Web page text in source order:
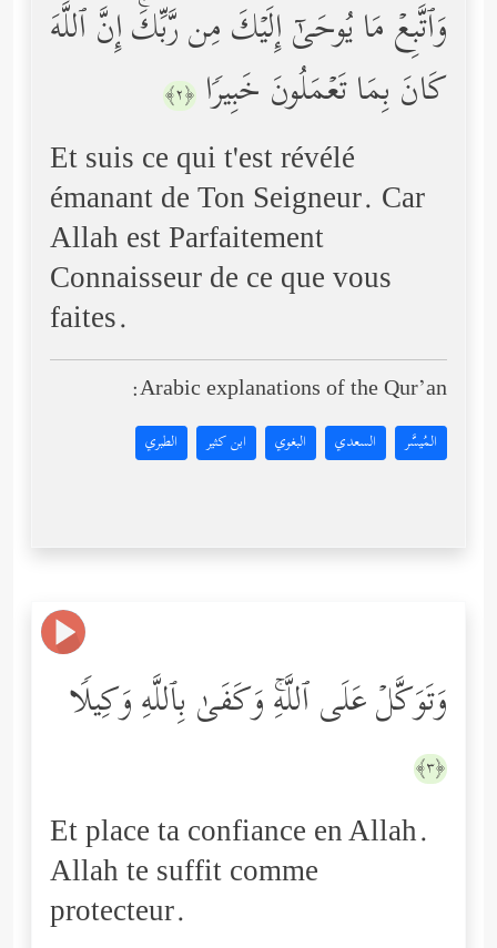
وَٱتَّبِعۡ مَا یُوحَىٰۤ إِلَیۡكَ مِن رَّبِّكَۚ إِنَّ ٱللَّهَ
كَانَ بِمَا تَعۡمَلُونَ خَبِیرࣰا ﴿٢﴾
Et suis ce qui t'est révélé
émanant de Ton Seigneur. Car
Allah est Parfaitement
Connaisseur de ce que vous
faites.
Arabic explanations of the Qur’an:
المُيسَّر السعدي البغوي ابن كثير الطبري
وَتَوَكَّلۡ عَلَى ٱللَّهِۚ وَكَفَىٰ بِٱللَّهِ وَكِیلࣰا
﴿٣﴾
Et place ta confiance en Allah.
Allah te suffit comme
protecteur.